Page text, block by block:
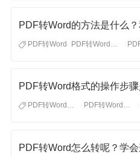
PDF转Word
PDF转Word格式的操作步
PDF转Word格式 PDF转Word格式怎么转
PDF转Word怎么转呢？学